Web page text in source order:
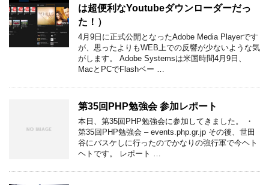
は超便利なYoutubeダウンローダーだっ
た！）
4月9日に正式公開となったAdobe Media Playerです
が、思ったよりもWEB上での反響が少ないような気
がします。 Adobe Systemsは米国時間4月9日、
MacとPCでFlashベー …
第35回PHP勉強会 参加レポート
本日、第35回PHP勉強会に参加してきました。 ・
第35回PHP勉強会 – events.php.gr.jp その後、世田
谷にバスケしに行ったのでかなりの強行軍で今ヘト
ヘトです。 レポート …